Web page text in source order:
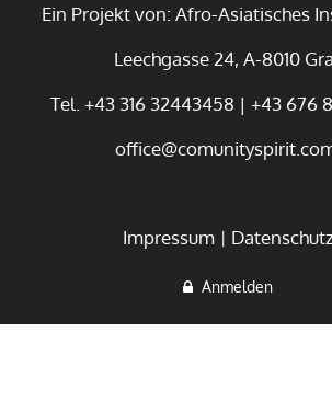
Ein Projekt von: Afro-Asiatisches
Leechgasse 24, A-8010
Tel. +43 316 32443458 | +43 676
Impressum Datenschutz
Anmelden